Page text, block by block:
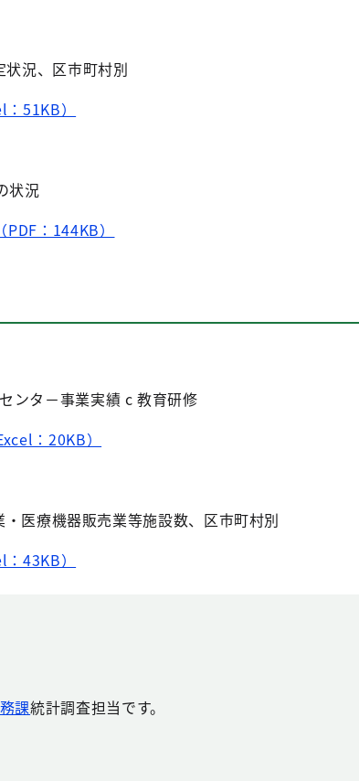
況、区市町村別
51KB）
状況
：144KB）
ンタ－事業実績 c 教育研修
：20KB）
療機器販売業等施設数、区市町村別
43KB）
課統計調査担当です。